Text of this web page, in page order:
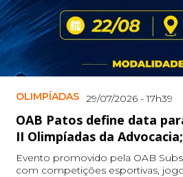
OLIMPÍADAS 29/07/2026 - 17h39
OAB Patos define data
II Olimpíadas da
Evento promovido pela OAB
com competições esportivas,